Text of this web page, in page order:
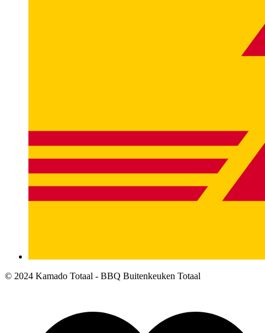
© 2024 Kamado Totaal - BBQ Buitenkeuken Totaal